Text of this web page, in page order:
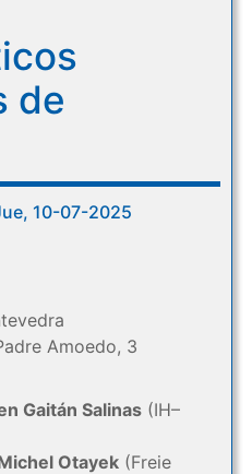
de
10-07-2025
Amoedo, 3
Gaitán Salinas(IH–
Otayek(Freie